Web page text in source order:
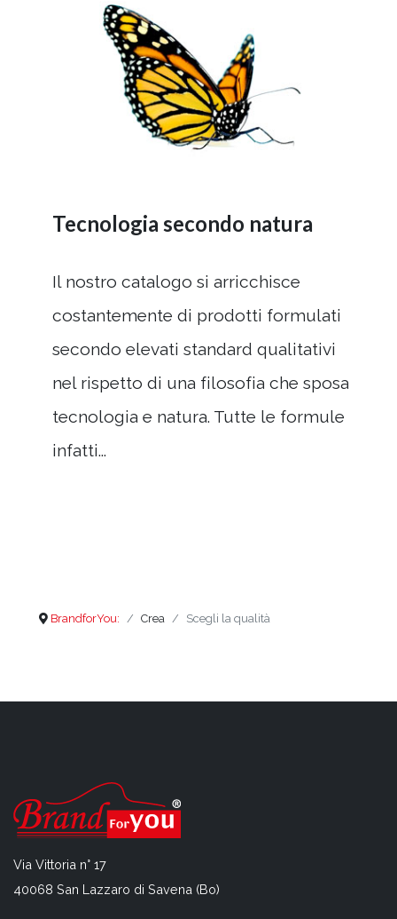
Tecnologia secondo natura
Il nostro catalogo si arricchisce
costantemente di prodotti formulati
secondo elevati standard qualitativi
nel rispetto di una filosofia che sposa
tecnologia e natura. Tutte le formule
infatti...
BrandforYou: Crea Scegli la qualità
Via Vittoria n° 17
40068 San Lazzaro di Savena (Bo)